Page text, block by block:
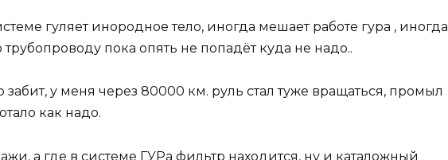
гуляет инородное тело, иногда мешает работе гура , иногда
пока опять не попадёт куда не надо..
у меня через 80000 км. руль стал туже вращаться, промыл
как надо.
а где в системе ГУРа фильтр находится, ну и каталожный